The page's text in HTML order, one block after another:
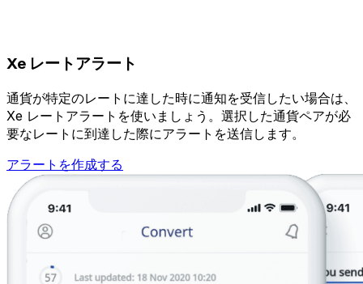
Xe レートアラート
通貨が特定のレートに達した時に通知を受信したい場合は、
Xe レートアラートを使いましょう。選択した通貨ペアが必
要なレートに到達した際にアラートを送信します。
アラートを作成する